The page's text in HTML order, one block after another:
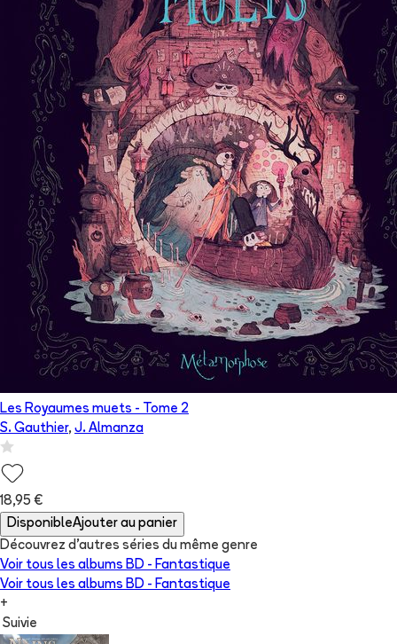
Les Royaumes muets - Tome 2
S. Gauthier, J. Almanza
18,95 €
DisponibleAjouter au panier
Découvrez d'autres séries du même genre
Voir tous les albums BD - Fantastique
Voir tous les albums BD - Fantastique
+
Suivie